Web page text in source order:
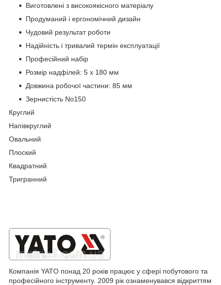
Виготовлені з високоякісного матеріалу
Продуманий і ергономічний дизайн
Чудовий результат роботи
Надійність і тривалий термін експлуатації
Професійний набір
Розмір надфілей: 5 х 180 мм
Довжина робочої частини: 85 мм
Зернистість No150
Круглий
Напівкруглий
Овальний
Плоский
Квадратний
Тригранний
Компанія YATO понад 20 років працює у сфері побутового та
професійного інструменту. 2009 рік ознаменувався відкриттям